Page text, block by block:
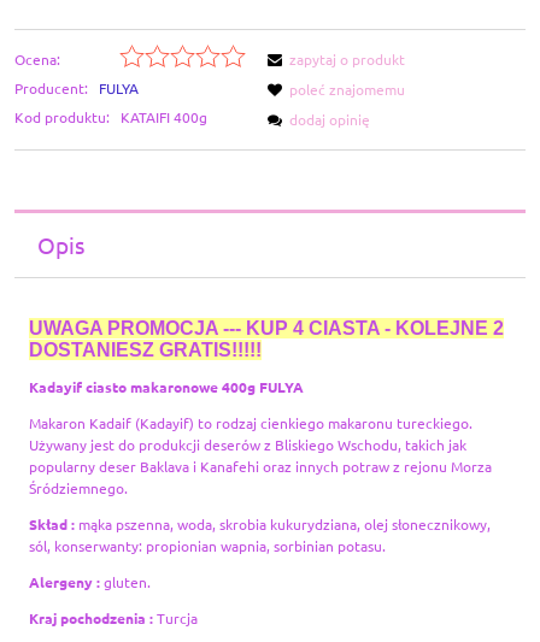
Ocena:
Producent:
FULYA
Kod produktu:
KATAIFI 400g
zapytaj o produkt
poleć znajomemu
dodaj opinię
Opis
UWAGA PROMOCJA --- KUP 4 CIASTA - KOLEJNE 2
DOSTANIESZ GRATIS!!!!!
Kadayif ciasto makaronowe 400g FULYA
Makaron Kadaif (Kadayif) to rodzaj cienkiego makaronu tureckiego.
Używany jest do produkcji deserów z Bliskiego Wschodu, takich jak
popularny deser Baklava i Kanafehi oraz innych potraw z rejonu Morza
Śródziemnego.
Skład : mąka pszenna, woda, skrobia kukurydziana, olej słonecznikowy,
sól, konserwanty: propionian wapnia, sorbinian potasu.
Alergeny :gluten.
Kraj pochodzenia :Turcja